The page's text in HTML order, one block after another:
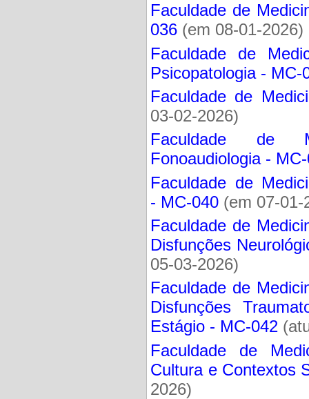
Faculdade de
036 (em 08-01-2026)
Faculdade de
Psicopatologia - MC-
Faculdade de
03-02-2026)
Faculdade de
Fonoaudiologia -
Faculdade de
- MC-040 (em 07-01-
Faculdade de
Disfunções
05-03-2026)
Faculdade de
Disfunções
Estágio - MC-042
Faculdade de
Cultura e Contextos
2026)